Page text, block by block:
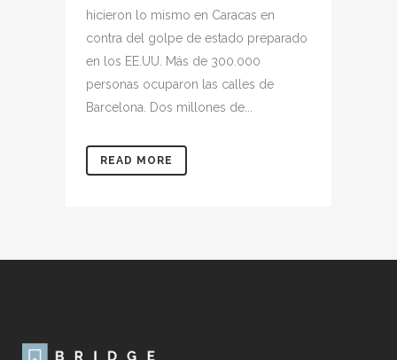
hicieron lo mismo en Caracas en
contra del golpe de estado preparado
en los EE.UU. Más de 300.000
personas ocuparon las calles de
Barcelona. Dos millones de...
READ MORE